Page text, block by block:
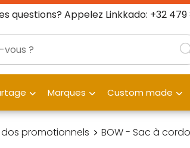
questions? Appelez Linkkado: +32 479
Marques Custom made
promotionnels BOW - Sac à